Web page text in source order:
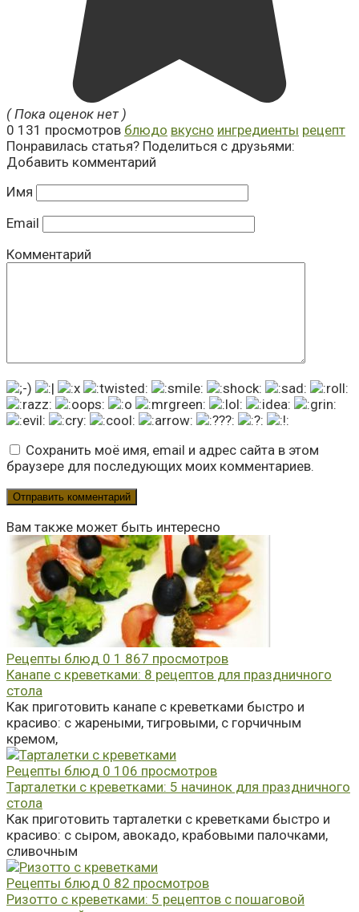
( Пока оценок нет )
0 131 просмотров блюдо вкусно ингредиенты рецепт
Понравилась статья? Поделиться с друзьями:
Добавить комментарий
Имя
Email
Комментарий
Сохранить моё имя, email и адрес сайта в этом
браузере для последующих моих комментариев.
Вам также может быть интересно
Рецепты блюд 0 1 867 просмотров
Канапе с креветками: 8 рецептов для праздничного
стола
Как приготовить канапе с креветками быстро и
красиво: с жареными, тигровыми, с горчичным
кремом,
Рецепты блюд 0 106 просмотров
Тарталетки с креветками: 5 начинок для праздничного
стола
Как приготовить тарталетки с креветками быстро и
красиво: с сыром, авокадо, крабовыми палочками,
сливочным
Рецепты блюд 0 82 просмотров
Ризотто с креветками: 5 рецептов с пошаговой